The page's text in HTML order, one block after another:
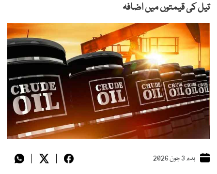
تیل کی قیمتوں میں اضافہ
بدھ 3 جون 2026